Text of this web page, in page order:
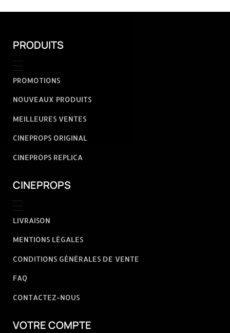
PRODUITS
PROMOTIONS
NOUVEAUX PRODUITS
MEILLEURES VENTES
CINEPROPS ORIGINAL
CINEPROPS REPLICA
CINEPROPS
LIVRAISON
MENTIONS LÉGALES
CONDITIONS GÉNÉRALES DE VENTE
FAQ
CONTACTEZ-NOUS
VOTRE COMPTE